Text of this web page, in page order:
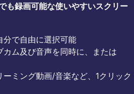
も録画可能な使いやすいスクリー
分で自由に選択可能
ム及び音声を同時に、または
ミング動画/音楽など、1クリック